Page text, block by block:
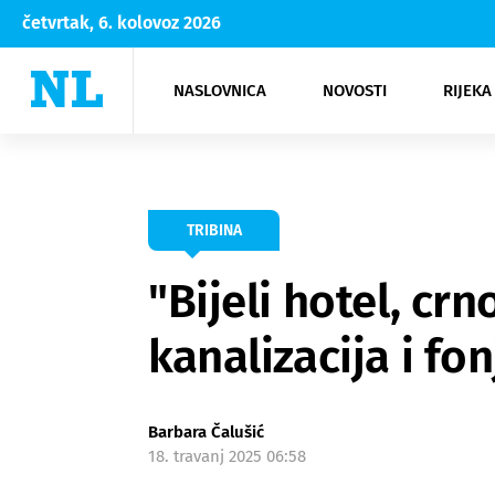
četvrtak, 6. kolovoz 2026
NASLOVNICA NOVOSTI
Rijeka Opatija
NK
Moda
Kultura
TRIBINA
"Bijeli hotel,
kanalizacija i
Barbara Čalušić
18. travanj 2025 06:58